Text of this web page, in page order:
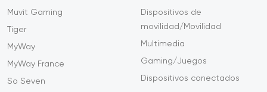
Muvit Gaming
Tiger
MyWay
MyWay France
So Seven
Dispositivos de
movilidad/Movilidad
Multimedia
Gaming/Juegos
Dispositivos conectados